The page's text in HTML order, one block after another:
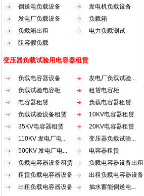
倒送电负载设备
发电机负载设备
发电厂负载设备
负载箱
负载箱出租
电力负载测试
阻容假负载
变压器负载试验用电容器租赁
负载电容器设备
发电厂负载试验...
负载试验电容柜
租赁电容柜
电容器租赁
负载电容器租赁
负载试验设备租赁
10KV电容器租赁
35KV电容器租赁
20KV电容器租赁
110KV 发电厂电...
变压器负载试验...
500KV 发电厂电...
电容器租赁
负载电容器设备租赁
负载电容器设备出租
租赁负载电容器设备
出租负载电容器设备
出租负载电容器设备
抽水蓄能倒送电...